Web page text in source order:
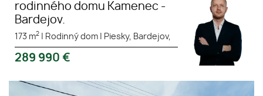
rodinného domu Kamenec -
Bardejov.
173 m2 Rodinný dom Piesky, Bardejov,
289 990 €